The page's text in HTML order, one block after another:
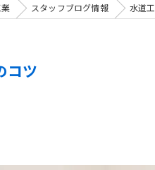
スタッフブログ情報 水道
コツ